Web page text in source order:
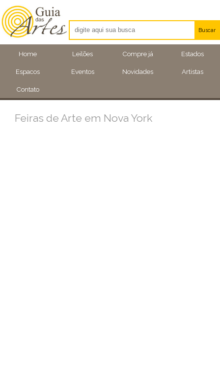
Home Leilões Compre já Estados
Espacos Eventos Novidades Artistas
Contato
Buscar
Artistas
Eventos
Feiras de Arte em Nova York